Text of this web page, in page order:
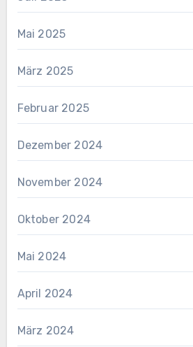
Mai 2025
März 2025
Februar 2025
Dezember 2024
November 2024
Oktober 2024
Mai 2024
April 2024
März 2024